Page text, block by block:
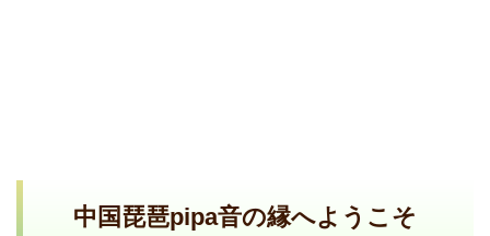
中国琵琶pipa音の縁へようこそ